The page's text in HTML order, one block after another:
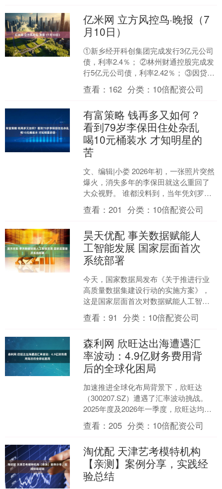
亿米网 立方风控鸟·晚报（7
月10日）
①新乡经开科创集团完成发行3亿元公司
债，利率2.4％； ②林州财通控股完成发
行5亿元公司债，利率2.42％； ③因贷款
三查不尽职等，河南农商行渑池支行被
罚45万....
查看： 162 分类： 10倍配资公司
有富策略 钱再多又如何？
看到79岁李保田住处杂乱
喝10元桶装水 才知明星的
苦
文、编辑|小娄 2026年初，一张照片突然
爆火，消失多年的李保田就这么重回了
大众视野。 谁都没料到，当年凭刘罗
锅、喜来乐火遍全国，拿遍金鸡百花华
表的老戏骨，晚年....
查看：201 分类： 10倍配资公司
昊天优配 事关数据赋能人
工智能发展 国家层面首次
系统部署
今天，国家数据局发布《关于推进行业
高质量数据集建设行动的实施方案》，
这是国家层面首次对数据赋能人工智能
发展作出的系统性部署。 《实施方案》
围绕行业高质量数据集供....
查看：91 分类： 10倍配资公司
森利网 欣旺达出海遭遇汇
率波动：4.9亿财务费用背
后的全球化困局
加速推进全球化布局背景下，欣旺达
（300207.SZ）遭遇了汇率波动挑战。
2025年度及2026年一季度，欣旺达均陷
入“增收不增利”局面。对于净利润承压，
20....
查看：205 分类： 10倍配资公司
淘优配 天津艺考模特机构
【亲测】案例分享，实践经
验总结